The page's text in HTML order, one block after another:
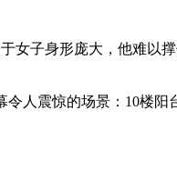
女子身形庞大，他难以
人震惊的场景：10楼阳